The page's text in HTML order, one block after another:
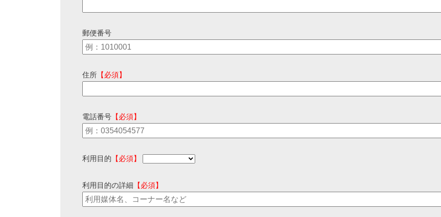
郵便番号
住所 【必須】
電話番号 【必須】
利用目的 【必須】
利用目的の詳細 【必須】